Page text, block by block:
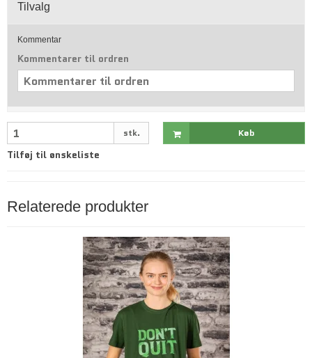
Tilvalg
Kommentar
Kommentarer til ordren
stk. Køb
Tilføj til ønskeliste
Relaterede produkter